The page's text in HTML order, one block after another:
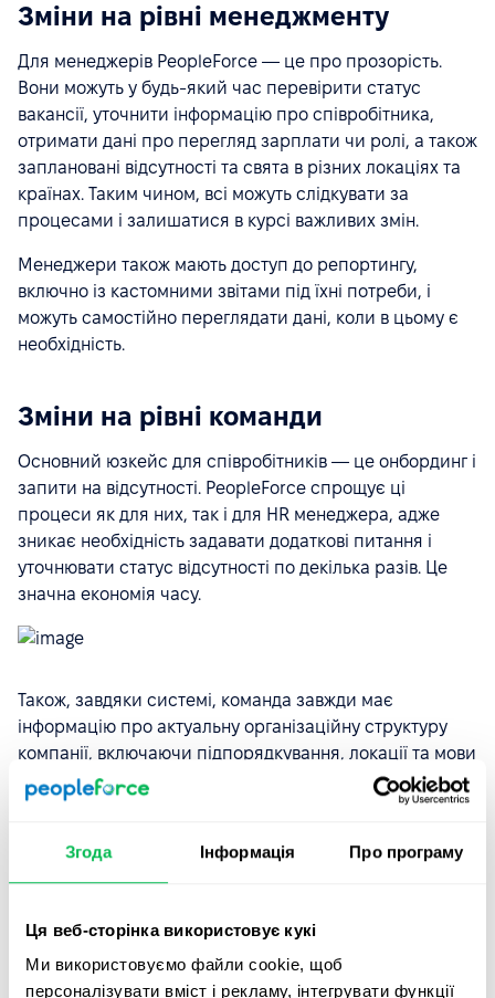
Згода Інформація Про програму
Ця веб-сторінка використовує кукі
Ми використовуємо файли cookie, щоб
персоналізувати вміст і рекламу, інтегрувати функції
Зміни на рівні менеджменту
Для менеджерів PeopleForce — це про прозорість.
Вони можуть у будь-який час перевірити статус
вакансії, уточнити інформацію про співробітника,
отримати дані про перегляд зарплати чи ролі, а також
заплановані відсутності та свята в різних локаціях та
країнах. Таким чином, всі можуть слідкувати за
процесами і залишатися в курсі важливих змін.
Менеджери також мають доступ до репортингу,
включно із кастомними звітами під їхні потреби, і
можуть самостійно переглядати дані, коли в цьому є
необхідність.
Зміни на рівні команди
Основний юзкейс для співробітників — це онбординг і
запити на відсутності. PeopleForce спрощує ці
процеси як для них, так і для HR менеджера, адже
зникає необхідність задавати додаткові питання і
уточнювати статус відсутності по декілька разів. Це
значна економія часу.
Також, завдяки системі, команда завжди має
інформацію про актуальну організаційну структуру
компанії, включаючи підпорядкування, локації та мови
спілкування, що особливо актуально для
мультинаціональної команди YouScan. А календар дає
відпустки, дні народження, річниці.
Відкрийте переваги HR автоматизації для вашої
Замовити демо